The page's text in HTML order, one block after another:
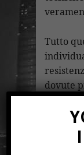
Tutto
dovute
dei